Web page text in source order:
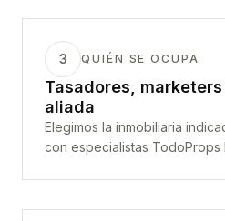
3 QUIÉN SE OCUPA
Tasadores,
aliada
Elegimos la inmobiliaria
con especialistas TodoProps